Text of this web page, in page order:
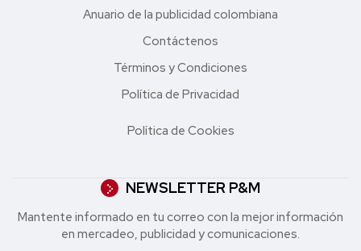
Anuario de la publicidad colombiana
Contáctenos
Términos y Condiciones
Política de Privacidad
Política de Cookies
NEWSLETTER P&M
Mantente informado en tu correo con la mejor in formación
en mercadeo, publicidad y comunicaciones.